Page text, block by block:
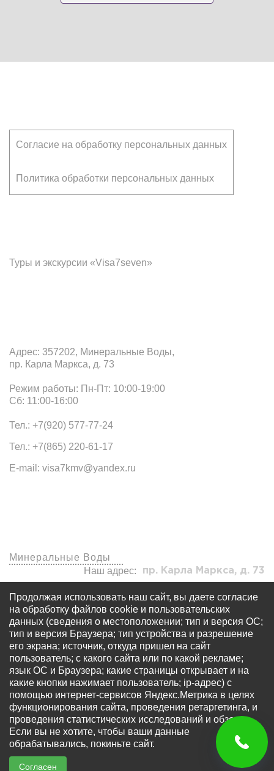
Адрес: 357202, Минеральные Воды,
пр. Карла Маркса, д. 73
Режим работы: Пн-Пт: 10:00-19:00
Сб: 11:00-16:00
Тел.: +7(920) 577-77-24
Тел.: +7(865) 220-61-17
E-mail: visa7kmv@yandex.ru
Согласие на обработку персональных данных
Политика обработки персональных данных
Туры и экскурсии «Visa7seven»
Минеральные Воды
Наш адрес:
пр. Карла Маркса, д. 73
visa7kmv@yandex.ru
+7 (920) 577-77-24
© Все права защищены - OOO «Многопрофильный
визовый центр «Виза 7» Запрещается использование
любых материалов сайта без письменного разрешения
правообладателя. Информация на сайте не является
публичной офертой, определяемой положениями ст.
437 ГК РФ.
Продолжая использовать наш сайт, вы даете согласие
на обработку файлов cookie и пользовательских
данных (сведения о местоположении; тип и версия ОС;
тип и версия Браузера; тип устройства и разрешение
его экрана; источник, откуда пришел на сайт
пользователь; с какого сайта или по какой рекламе;
язык ОС и Браузера; какие страницы открывает и на
какие кнопки нажимает пользователь; ip-адрес) с
помощью интернет-сервисов Яндекс.Метрика в целях
функционирования сайта, проведения ретаргетинга, и
проведения статистических исследований и обзоров.
Если вы не хотите, чтобы ваши данные
обрабатывались, покиньте сайт.
Согласен